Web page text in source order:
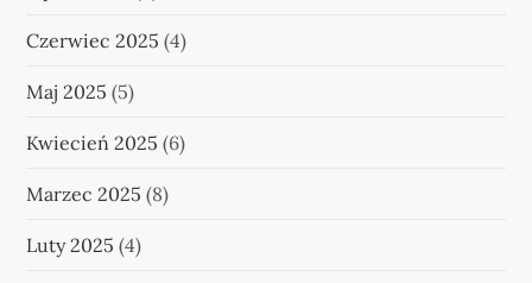
Czerwiec 2025 (4)
Maj 2025 (5)
Kwiecień 2025 (6)
Marzec 2025 (8)
Luty 2025 (4)